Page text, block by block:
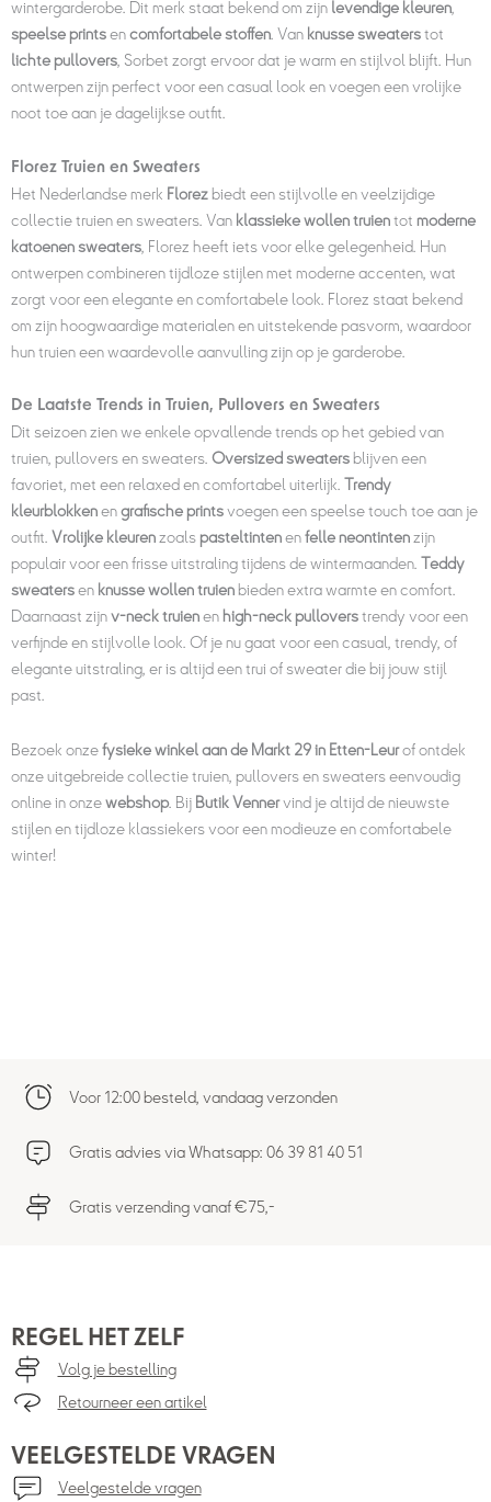
wintergarderobe. Dit merk staat bekend om zijn levendige kleuren
speelse printsencomfortabele stoffen . Van knusse sweaterstot
lichte pullovers , Sorbet zorgt ervoor dat je warm en stijlvol blijft. Hun
ontwerpen zijn perfect voor een casual look en voegen een vrolijke
noot toe aan je dagelijkse outfit.
Florez Truien en Sweaters
Het Nederlandse merk Florez biedt een stijlvolle en veelzijdige
collectie truien en sweaters. Van klassieke wollen truientot moderne
katoenen sweaters , Florez heeft iets voor elke gelegenheid. Hun
ontwerpen combineren tijdloze stijlen met moderne accenten, wat
zorgt voor een elegante en comfortabele look. Florez staat bekend
om zijn hoogwaardige materialen en uitstekende pasvorm, waardoor
hun truien een waardevolle aanvulling zijn op je garderobe.
De Laatste Trends in Truien, Pullovers en Sweaters
Dit seizoen zien we enkele opvallende trends op het gebied van
truien, pullovers en sweaters. Oversized sweaters blijven een
favoriet, met een relaxed en comfortabel uiterlijk. Trendy
kleurblokkenengrafische printsvoegen een speelse touch toe aan je
outfit. Vrolijke kleurenzoals pasteltintenenfelle neontintenzijn
populair voor een frisse uitstraling tijdens de wintermaanden. Teddy
sweatersen knusse wollen truien bieden extra warmte en comfort.
Daarnaast zijnv-neck truienen high-neck pulloverstrendy voor een
verfijnde en stijlvolle look. Of je nu gaat voor een casual, trendy, of
elegante uitstraling, er is altijd een trui of sweater die bij jouw stijl
past.
Bezoek onzefysieke winkel aan de Markt 29 in Etten-Leurof ontdek
onze uitgebreide collectie truien, pullovers en sweaters eenvoudig
online in onzewebshop. Bij Butik Vennervind je altijd de nieuwste
stijlen en tijdloze klassiekers voor een modieuze en comfortabele
winter!
Voor 12:00 besteld, vandaag verzonden
Gratis advies via Whatsapp: 06 39 81 40 51
Gratis verzending vanaf €75,-
REGEL HET ZELF
Volg je bestelling
Retourneer een artikel
VEELGESTELDE VRAGEN
Veelgestelde vragen